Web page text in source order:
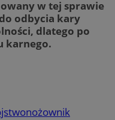
w tej sprawie
odbycia kary
dlatego po
karnego.
nożownik